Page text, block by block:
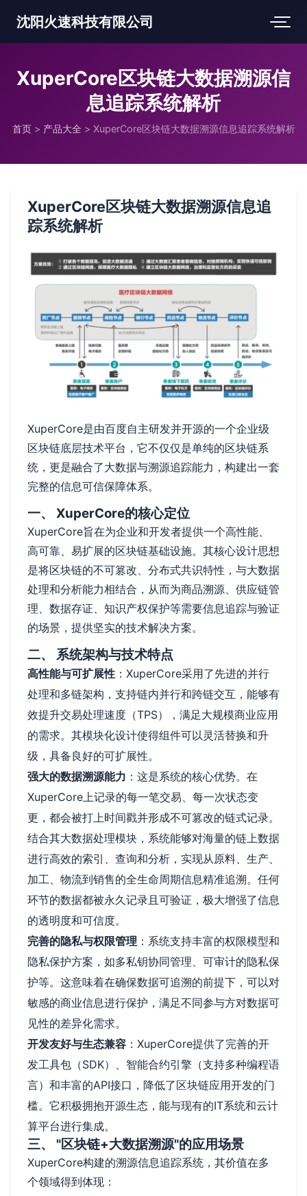
沈阳火速科技有限公司
XuperCore区块链大数据溯源信
息追踪系统解析
首页 > 产品大全 > XuperCore区块链大数据溯源信息追踪系统解析
XuperCore区块链大数据溯源信息追
踪系统解析
XuperCore是由百度自主研发并开源的一个企业级
区块链底层技术平台，它不仅仅是单纯的区块链系
统，更是融合了大数据与溯源追踪能力，构建出一套
完整的信息可信保障体系。
一、 XuperCore的核心定位
XuperCore旨在为企业和开发者提供一个高性能、
高可靠、易扩展的区块链基础设施。其核心设计思想
是将区块链的不可篡改、分布式共识特性，与大数据
处理和分析能力相结合，从而为商品溯源、供应链管
理、数据存证、知识产权保护等需要信息追踪与验证
的场景，提供坚实的技术解决方案。
二、 系统架构与技术特点
高性能与可扩展性 ：XuperCore采用了先进的并行
处理和多链架构，支持链内并行和跨链交互，能够有
效提升交易处理速度（TPS），满足大规模商业应用
的需求。其模块化设计使得组件可以灵活替换和升
级，具备良好的可扩展性。
强大的数据溯源能力 ：这是系统的核心优势。在
XuperCore上记录的每一笔交易、每一次状态变
更，都会被打上时间戳并形成不可篡改的链式记录。
结合其大数据处理模块，系统能够对海量的链上数据
进行高效的索引、查询和分析，实现从原料、生产、
加工、物流到销售的全生命周期信息精准追溯。任何
环节的数据都被永久记录且可验证，极大增强了信息
的透明度和可信度。
完善的隐私与权限管理 ：系统支持丰富的权限模型和
隐私保护方案，如多私钥协同管理、可审计的隐私保
护等。这意味着在确保数据可追溯的前提下，可以对
敏感的商业信息进行保护，满足不同参与方对数据可
见性的差异化需求。
开发友好与生态兼容 ：XuperCore提供了完善的开
发工具包（SDK）、智能合约引擎（支持多种编程语
言）和丰富的API接口，降低了区块链应用开发的门
槛。它积极拥抱开源生态，能与现有的IT系统和云计
算平台进行集成。
三、 "区块链+大数据溯源"的应用场景
XuperCore构建的溯源信息追踪系统，其价值在多
个领域得到体现：